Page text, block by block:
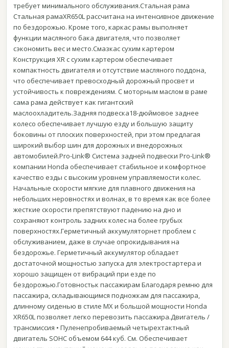
требует минимального обслуживания.Стальная рама
Стальная рамаXR650L рассчитана на интенсивное движение
по бездорожью. Кроме того, каркас рамы выполняет
функции масляного бака двигателя, что позволяет
сэкономить вес и место.Смазкас сухим картером
Конструкция XR с сухим картером обеспечивает
компактность двигателя и отсутствие масляного поддона,
что обеспечивает превосходный дорожный просвет и
устойчивость к повреждениям. С моторным маслом в раме
сама рама действует как гигантский
маслоохладитель.Задняя подвеска18-дюймовое заднее
колесо обеспечивает лучшую езду и большую защиту
боковины от плоских поверхностей, при этом предлагая
широкий выбор шин для дорожных и внедорожных
автомобилей.Pro-Link® Система задней подвески Pro-Link®
компании Honda обеспечивает стабильное и комфортное
качество езды с высоким уровнем управляемости колес.
Начальные скорости мягкие для плавного движения на
небольших неровностях и волнах, в то время как все более
жесткие скорости препятствуют падению на дно и
сохраняют контроль задних колес на более грубых
поверхностях.Герметичный аккумуляторнет проблем с
обслуживанием, даже в случае опрокидывания на
бездорожье. Герметичный аккумулятор обладает
достаточной мощностью запуска для электростартера и
хорошо защищен от вибраций при езде по
бездорожью.Готовностьк пассажирам Благодаря ремню для
пассажира, складывающимся подножкам для пассажира,
длинному сиденью в стиле MX и большой мощности Honda
XR650L позволяет легко перевозить пассажира.Двигатель /
трансмиссия • Пуленепробиваемый четырехтактный
двигатель SOHC объемом 644 куб. См. Обеспечивает